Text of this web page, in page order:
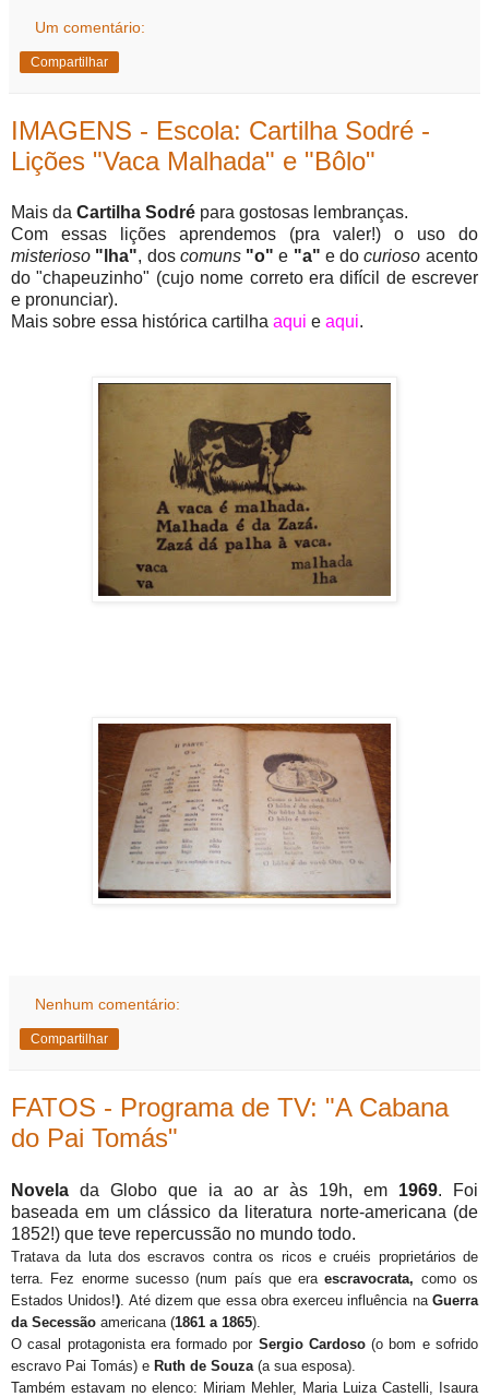
Um comentário:
Compartilhar
IMAGENS - Escola: Cartilha Sodré -
Lições "Vaca Malhada" e "Bôlo"
Mais da Cartilha Sodré para gostosas lembranças.
Com essas lições aprendemos (pra valer!) o uso do
misterioso "lha", dos comuns "o" e "a" e do curioso acento
do "chapeuzinho" (cujo nome correto era difícil de escrever
e pronunciar).
Mais sobre essa histórica cartilha aqui e aqui.
Nenhum comentário:
Compartilhar
FATOS - Programa de TV: "A Cabana
do Pai Tomás"
Novela da Globo que ia ao ar às 19h, em 1969. Foi
baseada em um clássico da literatura norte-americana (de
1852!) que teve repercussão no mundo todo.
Tratava da luta dos escravos contra os ricos e cruéis proprietários de
terra. Fez enorme sucesso (num país que eraescravocrata, como os
Estados Unidos!). Até dizem que essa obra exerceu influência naGuerra
da Secessão americana (1861 a 1865).
O casal protagonista era formado por Sergio Cardoso(o bom e sofrido
escravo Pai Tomás) e Ruth de Souza(a sua esposa).
Também estavam no elenco: Miriam Mehler, Maria Luiza Castelli, Isaura